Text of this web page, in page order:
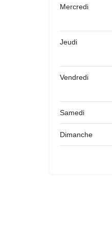
Mercredi
Jeudi
Vendredi
Samedi
Dimanche